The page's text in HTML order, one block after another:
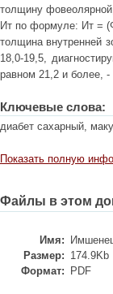
толщину
Ит по формуле: Ит =
толщина внутренней
18,0-19,5,
равном 21,2 и более, -
Ключевые слова:
диабет сахарный,
Показать полную
Файлы в этом
Имя:
Размер: 174.9Kb
Формат:
PDF